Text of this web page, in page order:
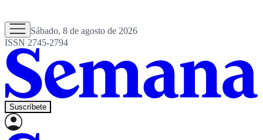
Sábado, 8 de agosto de 2026
ISSN 2745-2794
Suscríbete